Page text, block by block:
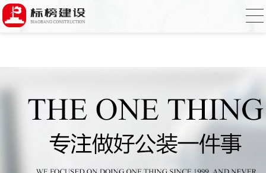
香蕉视频在线免费,香蕉视频导航,黄色香蕉
视频下载,91香蕉APP成人污在线观看